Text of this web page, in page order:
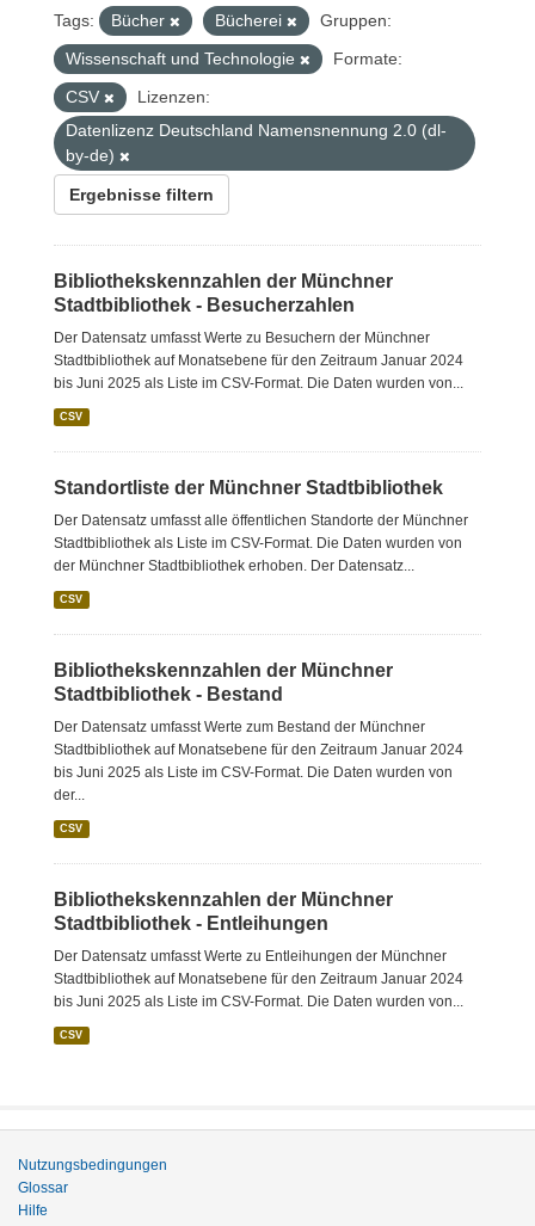
Tags: Bücher Bücherei
Gruppen:
Wissenschaft und Technologie
Formate:
CSV
Lizenzen:
Datenlizenz Deutschland Namensnennung 2.0 (dl-
by-de)
Ergebnisse filtern
Bibliothekskennzahlen der Münchner
Stadtbibliothek - Besucherzahlen
Der Datensatz umfasst Werte zu Besuchern der Münchner
Stadtbibliothek auf Monatsebene für den Zeitraum Januar 2024
bis Juni 2025 als Liste im CSV-Format. Die Daten wurden von...
CSV
Standortliste der Münchner Stadtbibliothek
Der Datensatz umfasst alle öffentlichen Standorte der Münchner
Stadtbibliothek als Liste im CSV-Format. Die Daten wurden von
der Münchner Stadtbibliothek erhoben. Der Datensatz...
CSV
Bibliothekskennzahlen der Münchner
Stadtbibliothek - Bestand
Der Datensatz umfasst Werte zum Bestand der Münchner
Stadtbibliothek auf Monatsebene für den Zeitraum Januar 2024
bis Juni 2025 als Liste im CSV-Format. Die Daten wurden von
der...
CSV
Bibliothekskennzahlen der Münchner
Stadtbibliothek - Entleihungen
Der Datensatz umfasst Werte zu Entleihungen der Münchner
Stadtbibliothek auf Monatsebene für den Zeitraum Januar 2024
bis Juni 2025 als Liste im CSV-Format. Die Daten wurden von...
CSV
Nutzungsbedingungen
Glossar
Hilfe